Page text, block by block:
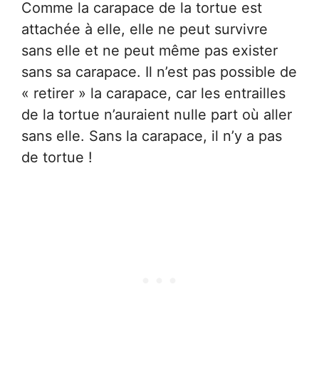
Comme la carapace de la tortue est
attachée à elle, elle ne peut survivre
sans elle et ne peut même pas exister
sans sa carapace. Il n’est pas possible de
« retirer » la carapace, car les entrailles
de la tortue n’auraient nulle part où aller
sans elle. Sans la carapace, il n’y a pas
de tortue !